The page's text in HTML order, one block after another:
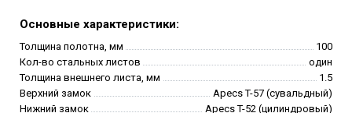
Основные характеристики:
Толщина полотна, мм
100
Кол-во стальных листов
один
Толщина внешнего листа, мм
1.5
Верхний замок
Apecs T-57 (сувальдный)
Нижний замок
Apecs T-52 (цилиндровый)